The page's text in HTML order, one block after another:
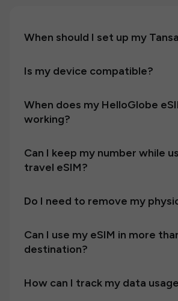
When should I set up my
Is my device compatible?
When does my HelloGlobe
working?
Can I keep my number while
travel eSIM?
Do I need to remove my
Can I use my eSIM in more
destination?
How can I track my data